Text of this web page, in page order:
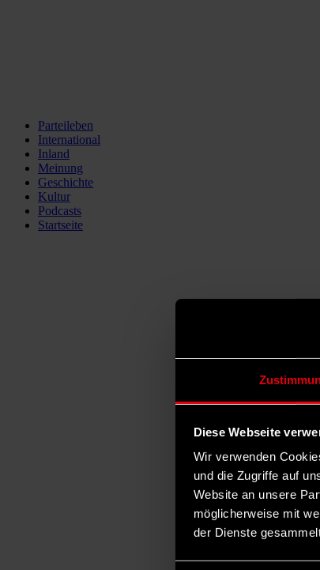
Diese Webseite
Wir verwenden
und die Zugriffe auf
Website an unsere
möglicherweise mit
der Dienste
Parteileben
International
Inland
Meinung
Geschichte
Kultur
Podcasts
Startseite